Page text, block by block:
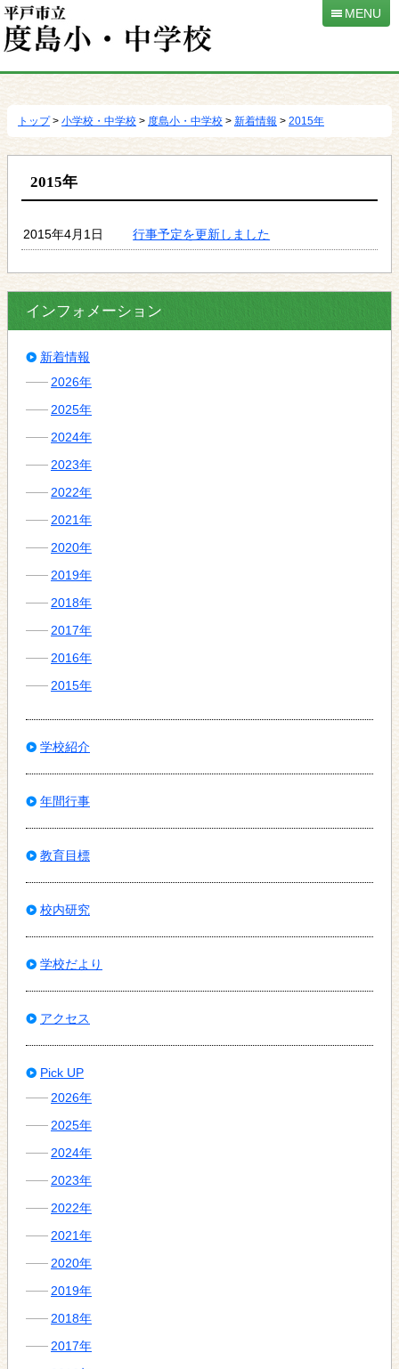
移
MENU
トップ> 小学校・中学校 > 度島小・中学校 > 新着情報 > 2015年
2015年
2015年4月1日 行事予定を更新しました
インフォメーション
新着情報
2026年
2025年
2024年
2023年
2022年
2021年
2020年
2019年
2018年
2017年
2016年
2015年
学校紹介
年間行事
教育目標
校内研究
学校だより
アクセス
Pick UP
2026年
2025年
2024年
2023年
2022年
2021年
2020年
2019年
2018年
2017年